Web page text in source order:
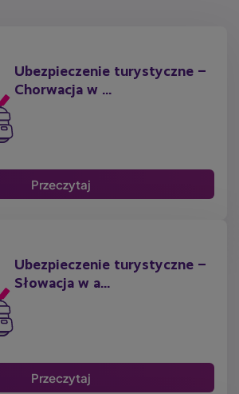
Ubezpieczenie turystyczne –
Chorwacja w ...
Przeczytaj
Ubezpieczenie turystyczne –
Słowacja w a...
Przeczytaj